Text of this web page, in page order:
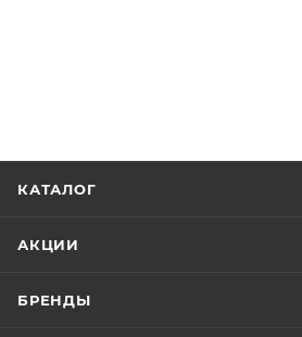
КАТАЛОГ
АКЦИИ
БРЕНДЫ